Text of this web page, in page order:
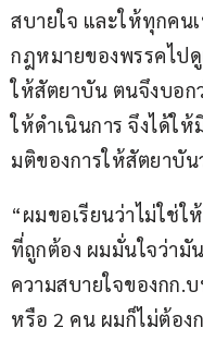
สบายใจ และให้ทุกคน
กฎหมายของพรรคไปดู
ให้สัตยาบัน ตนจึงบอก
ให้ดำเนินการ จึงได้ใ
มติของการให้สัตยาบัน
“ผมขอเรียนว่าไม่ใช่ใ
ที่ถูกต้อง ผมมั่นใจว่ามั
ความสบายใจของกก.
หรือ 2 คน ผมก็ไม่ต้อง